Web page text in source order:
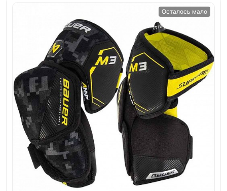
Осталось мало